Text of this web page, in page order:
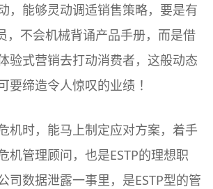
，能够灵动调适销售策略，要是有
，不会机械背诵产品手册，而是借
验式营销去打动消费者，这般动态
要缔造令人惊叹的业绩 ！
机时，能马上制定应对方案，着手
机管理顾问，也是ESTP的理想职
司数据泄露一事里，是ESTP型的管